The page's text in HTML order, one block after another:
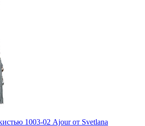
1003-02 Ajour от Svetlana